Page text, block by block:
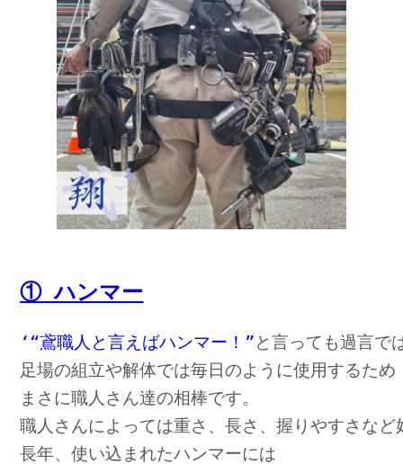
① ハンマー
‘“鳶職人と言えばハンマー！”と言っても過言で
足場の組立や解体では毎日のように使用するため
まさに職人さん達の相棒です。
職人さんによっては重さ、長さ、握りやすさなど
長年、使い込まれたハンマーには